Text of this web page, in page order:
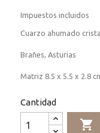
Impuestos incluidos
Cuarzo ahumado
Brañes, Asturias
Matriz 8.5 x 5.5 x 2.8
Cantidad
